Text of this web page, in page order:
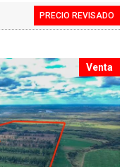
PRECIO REVISADO
Venta